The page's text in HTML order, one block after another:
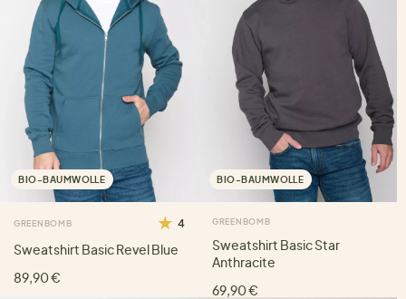
BIO-BAUMWOLLE
GREENBOMB 4
Sweatshirt Basic Revel Blue
89,90 €
BIO-BAUMWOLLE
GREENBOMB
Sweatshirt Basic Star
Anthracite
69,90 €